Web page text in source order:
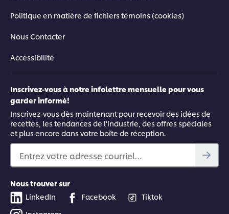
Politique en matière de fichiers témoins (cookies)
Nous Contacter
Accessibilité
Inscrivez-vous à notre infolettre mensuelle pour vous
garder informé!
Inscrivez-vous dès maintenant pour recevoir des idées de
recettes, les tendances de l'industrie, des offres spéciales
et plus encore dans votre boîte de réception.
Entrez votre adresse courriel…
Nous trouver sur
LinkedIn
Facebook
Tiktok